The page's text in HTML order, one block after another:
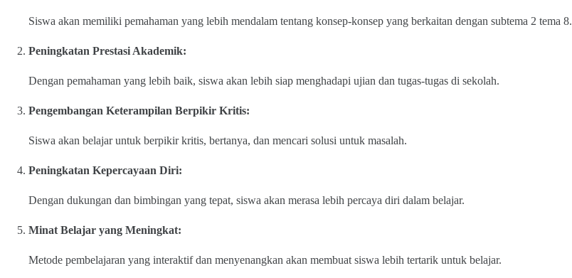
Siswa akan memiliki pemahaman yang lebih mendalam tentang konsep-konsep yang berkaitan dengan subtema 2 tema 8.
Peningkatan Prestasi Akademik:
Dengan pemahaman yang lebih baik, siswa akan lebih siap menghadapi ujian dan tugas-tugas di sekolah.
Pengembangan Keterampilan Berpikir Kritis:
Siswa akan belajar untuk berpikir kritis, bertanya, dan mencari solusi untuk masalah.
Peningkatan Kepercayaan Diri:
Dengan dukungan dan bimbingan yang tepat, siswa akan merasa lebih percaya diri dalam belajar.
Minat Belajar yang Meningkat:
Metode pembelajaran yang interaktif dan menyenangkan akan membuat siswa lebih tertarik untuk belajar.